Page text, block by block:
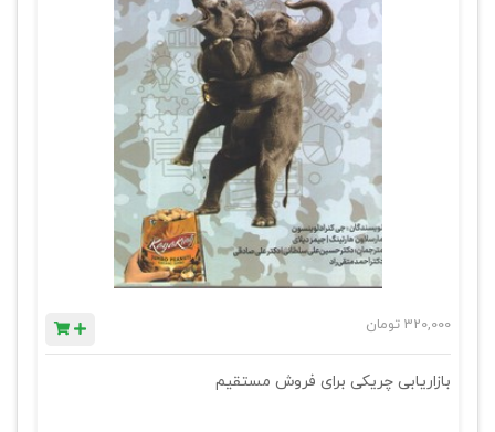
320,000 تومان
بازاریابی چریکی برای فروش مستقیم